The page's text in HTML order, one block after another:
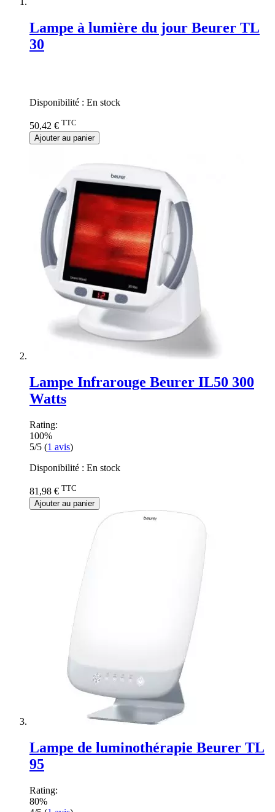
Lampe à lumière du jour Beurer TL
30
Disponibilité : En stock
50,42 € TTC
Ajouter au panier
Lampe Infrarouge Beurer IL50 300
Watts
Rating:
100%
5/5 (1 avis)
Disponibilité : En stock
81,98 € TTC
Ajouter au panier
Lampe de luminothérapie Beurer TL
95
Rating:
80%